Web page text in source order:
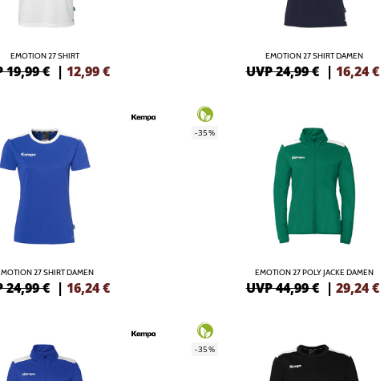
EMOTION 27 SHIRT
19,99 € | 12,99 €
EMOTION 27 SHIRT DAMEN
UVP 24,99 € | 16,24 €
27 SHIRT DAMEN
24,99 € | 16,24 €
-35%
EMOTION 27 POLY JACKE DAMEN
UVP 44,99 € | 29,24 €
-35%